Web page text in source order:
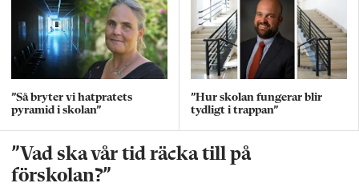
”Så bryter vi hatpratets
pyramid i skolan”
”Hur skolan fungerar blir
tydligt i trappan”
”Vad ska vår tid räcka till på
förskolan?”